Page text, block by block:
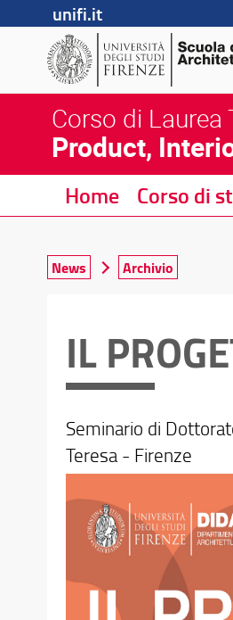
unifi.it
Corso di Laurea
Product,
Home Corso di
News Archivio
IL
Seminario di
Teresa - Firenze